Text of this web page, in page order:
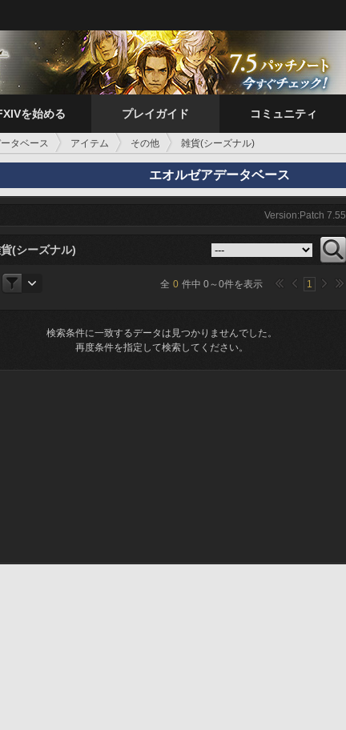
を始める プレイガイド コミュニティ
タベース アイテム その他 雑貨(シーズナル)
エオルゼアデータベース
Version:Patch 7.55
(シーズナル)
全 0 件中 0～0件を表示 1
検索条件に一致するデータは見つかりませんでした。
再度条件を指定して検索してください。